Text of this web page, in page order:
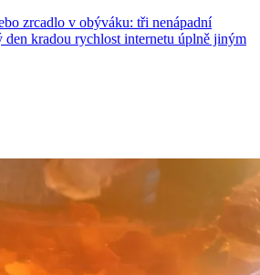
zrcadlo v obýváku: tři nenápadní
den kradou rychlost internetu úplně jiným